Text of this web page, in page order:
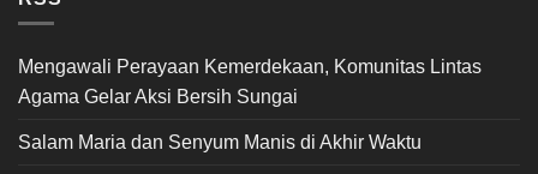
Mengawali Perayaan Kemerdekaan, Komunitas Lintas
Agama Gelar Aksi Bersih Sungai
Salam Maria dan Senyum Manis di Akhir Waktu